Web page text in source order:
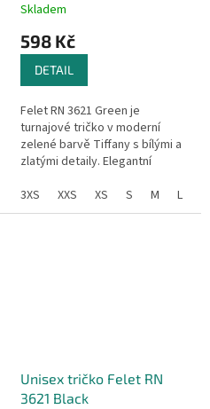
XL 3XL 4XL
Skladem
598 Kč
DETAIL
Felet RN 3621 Green je
turnajové tričko v moderní
zelené barvě Tiffany s bílými a
zlatými detaily. Elegantní
s logem dodávají tričku
prémiový...
3XS XXS XS S M L
Unisex tričko Felet RN
3621 Black